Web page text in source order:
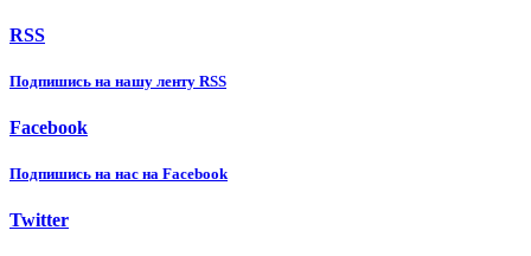
RSS
Подпишиcь на нашу ленту RSS
Facebook
Подпишиcь на нас на Facebook
Twitter